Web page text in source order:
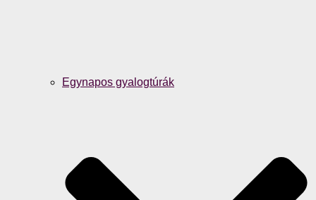
Egynapos gyalogtúrák